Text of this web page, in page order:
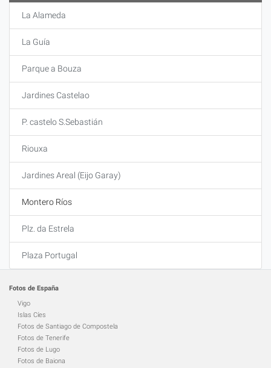
La Alameda
La Guía
Parque a Bouza
Jardines Castelao
P. castelo S.Sebastián
Riouxa
Jardines Areal (Eijo Garay)
Montero Ríos
Plz. da Estrela
Plaza Portugal
Fotos de España
Vigo
Islas Cíes
Fotos de Santiago de Compostela
Fotos de Tenerife
Fotos de Lugo
Fotos de Baiona